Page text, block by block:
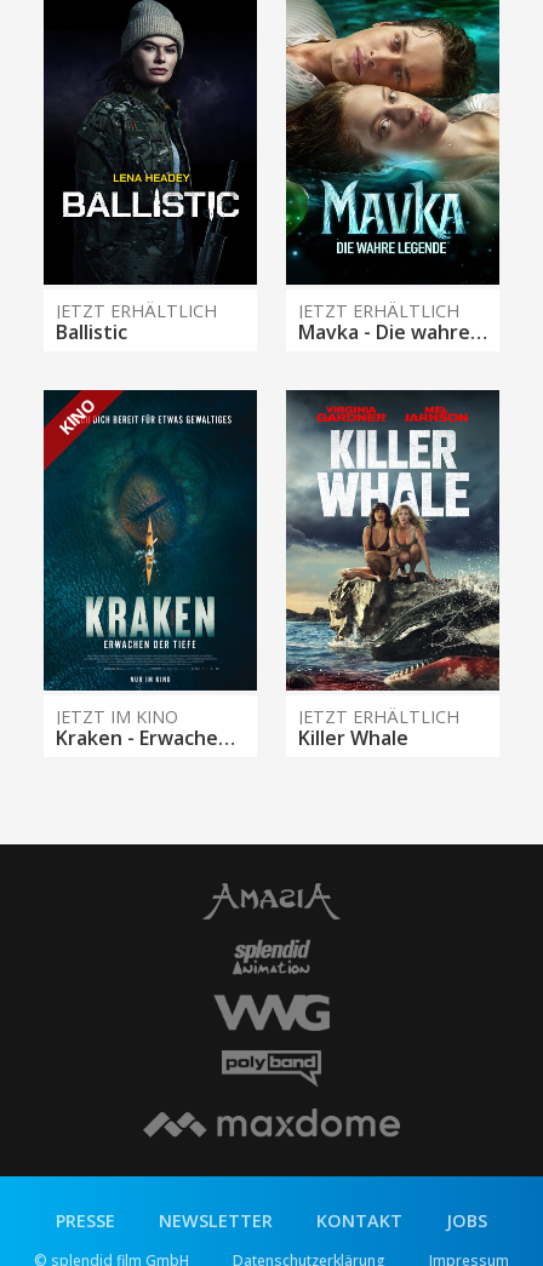
JETZT ERHÄLTLICH
Ballistic
JETZT ERHÄLTLICH
Mavka - Die wahre Legende
KINO
JETZT IM KINO
Kraken - Erwachen der Tiefe
JETZT ERHÄLTLICH
Killer Whale
PRESSE NEWSLETTER KONTAKT JOBS
© splendid film GmbH Datenschutzerklärung Impressum